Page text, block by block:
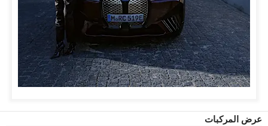
عرض المركبات